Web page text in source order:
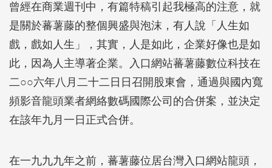
曾經在商業週刊中，有篇特稿引起我極高的注意，就
是關於蕃薯藤的整個興盛與泡沫，有人說「人生如
戲，戲如人生」，其實，人是如此，企業好像也是如
此，因為人主導著企業。入口網站蕃薯藤數位科技在
二○○六年八月二十二日日召開股東會，通過與國內寬
頻影音龍頭業者網絡數碼國際公司的合併案，並決定
在該年九月一日正式合併。
在一九九九年之前，蕃薯藤位居台灣入口網站龍頭，